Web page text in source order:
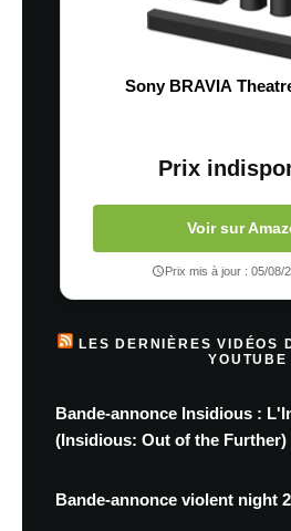
Sony BRAVIA
Prix
Voir sur
Prix mis à jour : 05/08/
LES DERNIÈRES VIDÉOS
YOUTUBE
Bande-annonce Insidious :
(Insidious: Out of the Further)
Bande-annonce violent night